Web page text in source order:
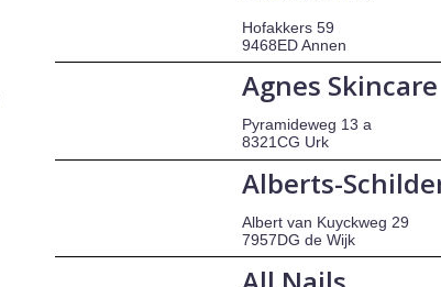
Hofakkers 59
9468ED Annen
Agnes Skincare
Pyramideweg 13 a
8321CG Urk
Alberts-
Albert van Kuyckweg 29
7957DG de Wijk